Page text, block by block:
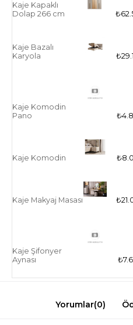
Kaje Kapaklı
Dolap 266 cm
Kaje Bazalı
Karyola
Kaje Komodin
Pano
Kaje Komodin
Kaje Makyaj Masası
Kaje Şifonyer
Aynası
Yorumlar(0)